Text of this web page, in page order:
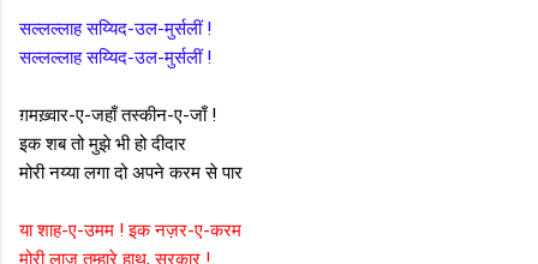
सल्लल्लाह सय्यिद-उल-मुर्सलीं !
सल्लल्लाह सय्यिद-उल-मुर्सलीं !
ग़मख़्वार-ए-जहाँ तस्कीन-ए-जाँ !
इक शब तो मुझे भी हो दीदार
मोरी नय्या लगा दो अपने करम से पार
या शाह-ए-उमम ! इक नज़र-ए-करम
मोरी लाज तुम्हारे हाथ, सरकार !